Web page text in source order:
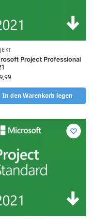
Project Professional
In den Warenkorb legen